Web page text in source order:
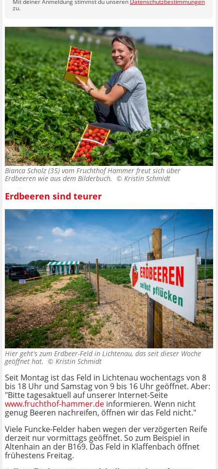
Mit deiner Anmeldung stimmst du unseren Datenschutzbestimmungen
zu.
Bianca Scholz (35) vom Fruchthof Hammer freut sich über
Erdbeeren wie aus dem Bilderbuch. © Kristin Schmidt
Erdbeeren sind teurer
Hier geht's zum Erdbeer-Feld in Lichtenau, das seit dieser Woche
geöffnet hat. © Kristin Schmidt
Seit Montag ist das Feld in Lichtenau wochentags von 8
bis 18 Uhr und Samstag von 9 bis 16 Uhr geöffnet. Aber:
"Bitte tagesaktuell auf unserer Internet-Seite
www.fruchthof-hammer.de informieren. Wenn nicht
genug Beeren nachreifen, öffnen wir das Feld nicht."
Viele Funcke-Felder haben wegen der verzögerten Reife
derzeit nur vormittags geöffnet. So zum Beispiel in
Altenhain an der B169. Das Feld in Klaffenbach öffnet
frühestens Freitag.